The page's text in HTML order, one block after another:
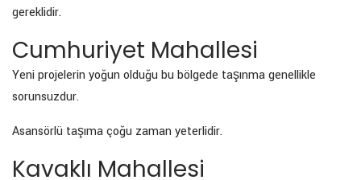
gereklidir.
Cumhuriyet Mahallesi
Yeni projelerin yoğun olduğu bu bölgede taşınma genellikle
sorunsuzdur.
Asansörlü taşıma çoğu zaman yeterlidir.
Kavaklı Mahallesi